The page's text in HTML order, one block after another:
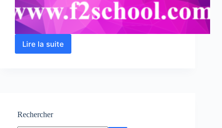
Lire la suite
Optique
TP-
Rechercher